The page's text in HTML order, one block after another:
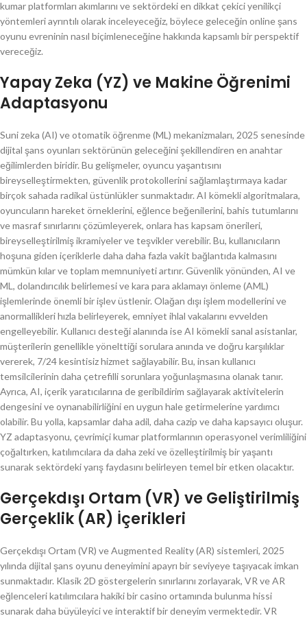
kumar platformları akımlarını ve sektördeki en dikkat çekici yenilikçi
yöntemleri ayrıntılı olarak inceleyeceğiz, böylece geleceğin online şans
oyunu evreninin nasıl biçimleneceğine hakkında kapsamlı bir perspektif
vereceğiz.
Yapay Zeka (YZ) ve Makine Öğrenimi
Adaptasyonu
Suni zeka (AI) ve otomatik öğrenme (ML) mekanizmaları, 2025 senesinde
dijital şans oyunları sektörünün geleceğini şekillendiren en anahtar
eğilimlerden biridir. Bu gelişmeler, oyuncu yaşantısını
bireyselleştirmekten, güvenlik protokollerini sağlamlaştırmaya kadar
birçok sahada radikal üstünlükler sunmaktadır. AI kömekli algoritmalara,
oyuncuların hareket örneklerini, eğlence beğenilerini, bahis tutumlarını
ve masraf sınırlarını çözümleyerek, onlara has kapsam önerileri,
bireyselleştirilmiş ikramiyeler ve teşvikler verebilir. Bu, kullanıcıların
hoşuna giden içeriklerle daha daha fazla vakit bağlantıda kalmasını
mümkün kılar ve toplam memnuniyeti artırır. Güvenlik yönünden, AI ve
ML, dolandırıcılık belirlemesi ve kara para aklamayı önleme (AML)
işlemlerinde önemli bir işlev üstlenir. Olağan dışı işlem modellerini ve
anormallikleri hızla belirleyerek, emniyet ihlal vakalarını evvelden
engelleyebilir. Kullanıcı desteği alanında ise AI kömekli sanal asistanlar,
müşterilerin genellikle yönelttiği sorulara anında ve doğru karşılıklar
vererek, 7/24 kesintisiz hizmet sağlayabilir. Bu, insan kullanıcı
temsilcilerinin daha çetrefilli sorunlara yoğunlaşmasına olanak tanır.
Ayrıca, AI, içerik yaratıcılarına de geribildirim sağlayarak aktivitelerin
dengesini ve oynanabilirliğini en uygun hale getirmelerine yardımcı
olabilir. Bu yolla, kapsamlar daha adil, daha cazip ve daha kapsayıcı oluşur.
YZ adaptasyonu, çevrimiçi kumar platformlarının operasyonel verimliliğini
çoğaltırken, katılımcılara da daha zeki ve özelleştirilmiş bir yaşantı
sunarak sektördeki yarış faydasını belirleyen temel bir etken olacaktır.
Gerçekdışı Ortam (VR) ve Geliştirilmiş
Gerçeklik (AR) İçerikleri
Gerçekdışı Ortam (VR) ve Augmented Reality (AR) sistemleri, 2025
yılında dijital şans oyunu deneyimini apayrı bir seviyeye taşıyacak imkan
sunmaktadır. Klasik 2D göstergelerin sınırlarını zorlayarak, VR ve AR
eğlenceleri katılımcılara hakiki bir casino ortamında bulunma hissi
sunarak daha büyüleyici ve interaktif bir deneyim vermektedir. VR